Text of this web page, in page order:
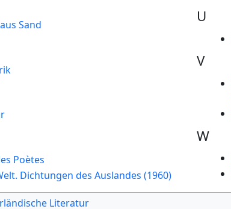
Sand
Poètes
Dichtungen des Auslandes (1960)
U
V
W
Literatur